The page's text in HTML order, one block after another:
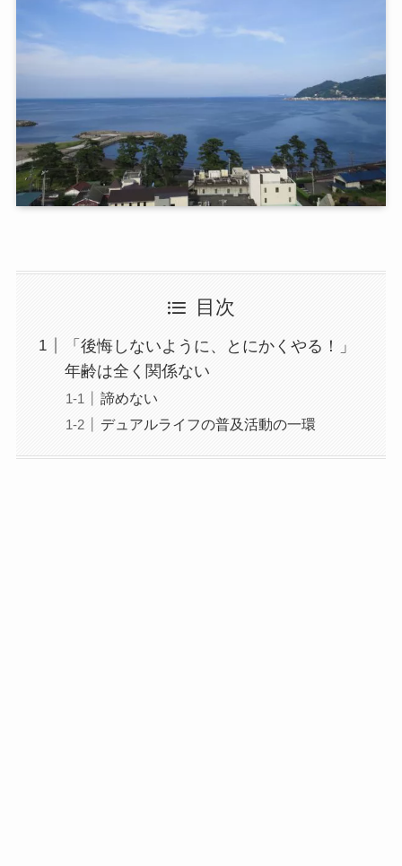
目次
「後悔しないように、とにかくやる！」
年齢は全く関係ない
諦めない
デュアルライフの普及活動の一環